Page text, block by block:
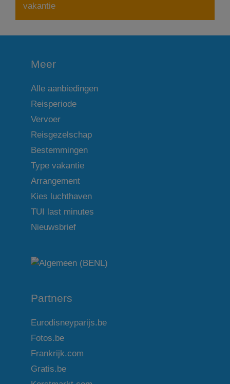
vakantie
Meer
Alle aanbiedingen
Reisperiode
Vervoer
Reisgezelschap
Bestemmingen
Type vakantie
Arrangement
Kies luchthaven
TUI last minutes
Nieuwsbrief
Partners
Eurodisneyparijs.be
Fotos.be
Frankrijk.com
Gratis.be